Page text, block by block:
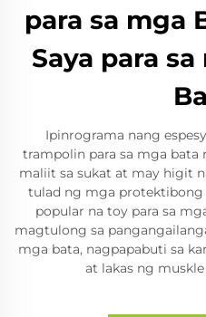
para sa mga
Saya para
Ipinrograma nang
trampolin para sa mga bata
maliit sa sukat at may higit
tulad ng mga
popular na toy para sa
magtulong sa
mga bata, nagpapabuti sa
at lakas ng